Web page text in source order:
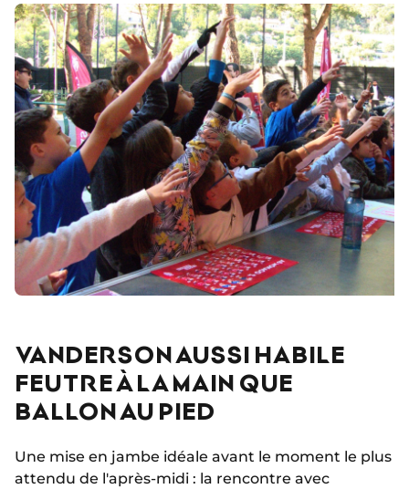
VANDERSON AUSSI HABILE
FEUTRE À LA MAIN QUE
BALLON AU PIED
Une mise en jambe idéale avant le moment le plus
attendu de l'après-midi : la rencontre avec